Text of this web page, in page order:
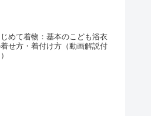
めて着物：基本のこども浴衣
せ方・着付け方（動画解説付